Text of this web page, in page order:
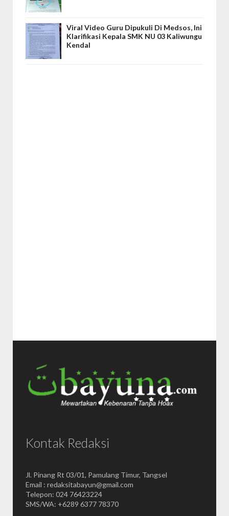
Viral Video Guru Dipukuli Di Medsos, Ini
Klarifikasi Kepala SMK NU 03 Kaliwungu
Kendal
Kontak Redaksi
Jl. Pinang Rt 03/01, Pamulang Timur, Tangsel
Email : redaksitabayun@gmail.com
Telepon: 024 76423224
SMS/WA: +6289 6377 78370